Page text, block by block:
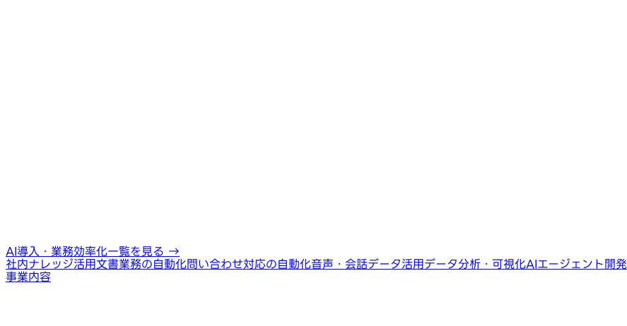
AI導入・業務効率化一覧を見る →
社内ナレッジ活用文書業務の自動化問い合わせ対応の自動化音声・会話データ活用データ分析・可視化AIエージェント開発
事業内容